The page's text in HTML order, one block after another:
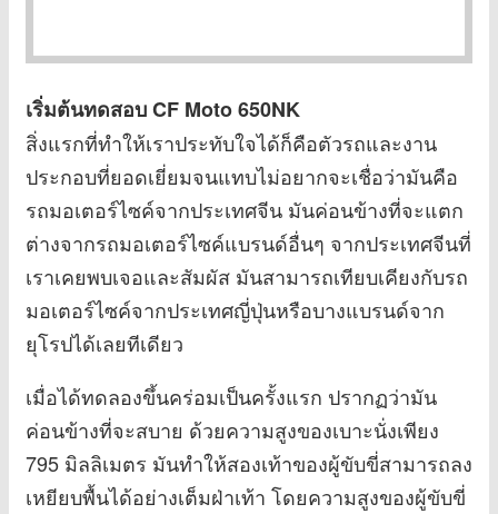
เริ่มต้นทดสอบCF Moto 650NK
สิ่งแรกที่ทำให้เราประทับใจได้ก็คือตัวรถและงาน
ประกอบที่ยอดเยี่ยมจนแทบไม่อยากจะเชื่อว่ามันคือ
รถมอเตอร์ไซค์จากประเทศจีน มันค่อนข้างที่จะแตก
ต่างจากรถมอเตอร์ไซค์แบรนด์อื่นๆ จากประเทศจีนที่
เราเคยพบเจอและสัมผัส มันสามารถเทียบเคียงกับรถ
มอเตอร์ไซค์จากประเทศญี่ปุ่นหรือบางแบรนด์จาก
ยุโรปได้เลยทีเดียว
เมื่อได้ทดลองขึ้นคร่อมเป็นครั้งแรก ปรากฏว่ามัน
ค่อนข้างที่จะสบาย ด้วยความสูงของเบาะนั่งเพียง
795 มิลลิเมตร มันทำให้สองเท้าของผู้ขับขี่สามารถลง
เหยียบพื้นได้อย่างเต็มฝ่าเท้า โดยความสูงของผู้ขับขี่